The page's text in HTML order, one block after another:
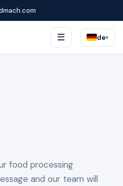
☰ de▾
food processing
and our team will